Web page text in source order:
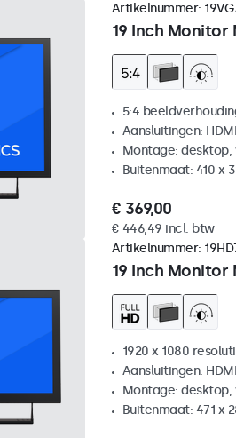
19 Inch
Artikelnummer:
5:4
Aansluitingen:
Montage: desktop,
Buitenmaat: 410 x
€ 369,00
€ 446,49 incl. btw
19 Inch Monitor
Artikelnummer:
1920 x 1080
Aansluitingen:
Montage: desktop,
Buitenmaat: 471 x